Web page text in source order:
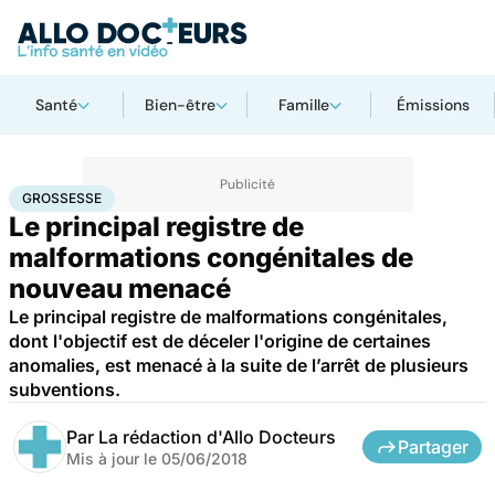
Santé Bien-être Famille Émissions
AccueilFamille Grossesse Grossesse
GROSSESSE
Le principal registre de
malformations congénitales de
nouveau menacé
Le principal registre de malformations congénitales,
dont l'objectif est de déceler l'origine de certaines
anomalies, est menacé à la suite de l’arrêt de plusieurs
subventions.
Par La rédaction d'Allo Docteurs
Mis à jour le 05/06/2018
Partager